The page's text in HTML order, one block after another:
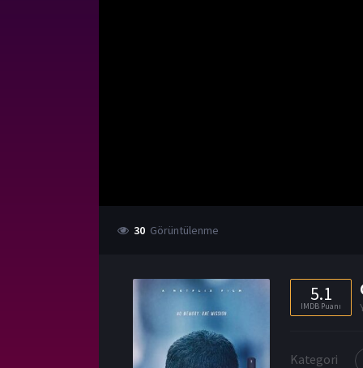
30 Görüntülenme
5.1
IMDB Puanı
Kategori